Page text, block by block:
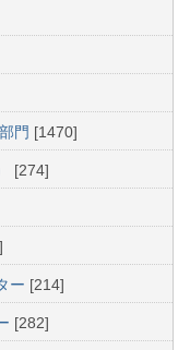
門 [1470]
[274]
ー [214]
[282]